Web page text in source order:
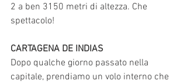
2 a ben 3150 metri di altezza. Che
spettacolo!
CARTAGENA DE INDIAS
Dopo qualche giorno passato nella
capitale, prendiamo un volo interno che